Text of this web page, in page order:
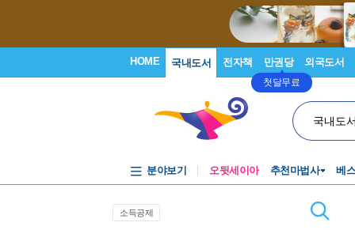
HOME 국내도서 전자책 만권당
첫달무료
외국도서
국내도
분야보기 오뒷세이아 추천마법사 베
소득공제